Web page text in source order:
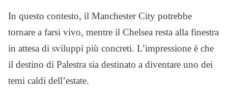
In questo contesto, il Manchester City potrebbe
tornare a farsi vivo, mentre il Chelsea resta alla finestra
in attesa di sviluppi più concreti. L’impressione è che
il destino di Palestra sia destinato a diventare uno dei
temi caldi dell’estate.